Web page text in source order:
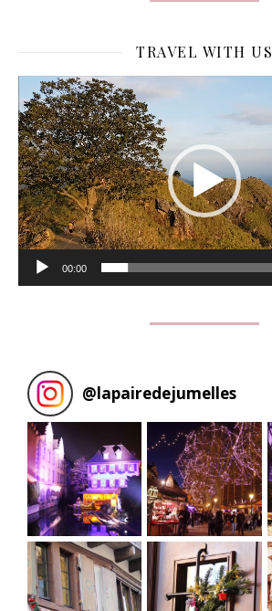
TRAVEL WITH US
Lecteur
vidéo
00:00
@lapairedejumelles